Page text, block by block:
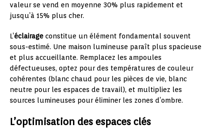
valeur se vend en moyenne 30% plus rapidement et
jusqu’à 15% plus cher.
L’éclairage constitue un élément fondamental souvent
sous-estimé. Une maison lumineuse paraît plus spacieuse
et plus accueillante. Remplacez les ampoules
défectueuses, optez pour des températures de couleur
cohérentes (blanc chaud pour les pièces de vie, blanc
neutre pour les espaces de travail), et multipliez les
sources lumineuses pour éliminer les zones d’ombre.
L’optimisation des espaces clés